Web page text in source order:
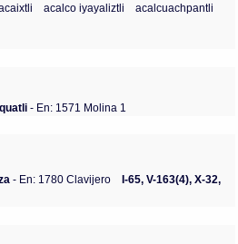
acalco iyayaliztli
acalcuachpantli
- En: 1571 Molina 1
- En: 1780 Clavijero
I-65, V-163(4), X-32,